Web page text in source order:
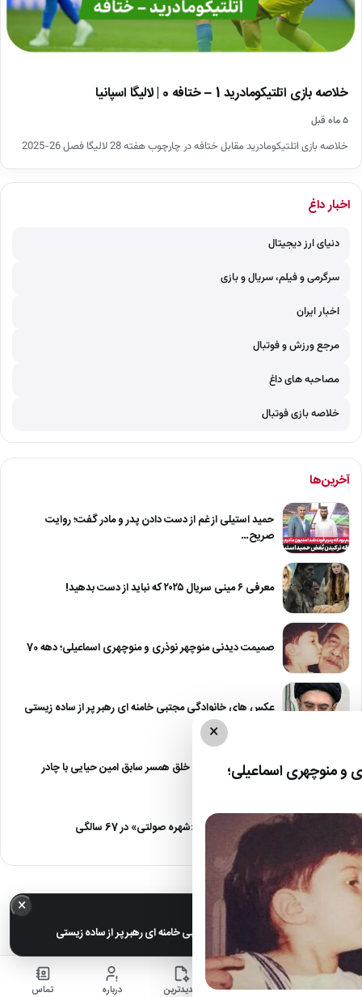
خلاصه بازی اتلتیکومادرید 1 – ختافه 0 | لالیگا اسپانیا
۵ ماه قبل
خلاصه بازی اتلتیکومادرید مقابل ختافه در چارچوب هفته 28 لالیگا فصل 26-2025
اخبار داغ
دنیای ارز دیجیتال
سرگرمی و فیلم، سریال و بازی
اخبار ایران
مرجع ورزش و فوتبال
مصاحبه های داغ
خلاصه بازی فوتبال
آخرین‌ها
حمید استیلی از غم از دست دادن پدر و مادر گفت؛ روایت
صریح…
معرفی ۶ مینی سریال ۲۰۲۵ که نباید از دست بدهید!
صمیمت دیدنی منوچهر نوذری و منوچهری اسماعیلی؛ دهه 70
عکس های خانوادگی مجتبی خامنه ای رهبر پر از ساده زیستی
عکس| نیلوفر خوش خلق همسر سابق امین حیایی با چادر
عکس| تغییر چهره «شهره صولتی» در 67 سالگی
×
منوچهری اسماعیلی؛
× خبر مهم
عکس های خانوادگی مجتبی خامنه ای رهبر پر از ساده زیستی
خانه اخبار جدیدترین درباره تماس